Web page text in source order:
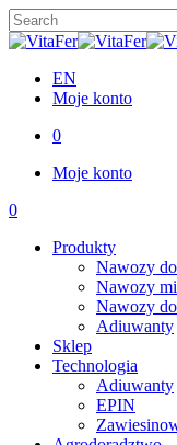
Skip
to
content
Close
EN
Moje konto
0
Menu
Moje konto
0
Produkty
Nawozy
Nawozy
Nawozy
Adiuwanty
Sklep
Technologia
Adiuwanty
EPIN